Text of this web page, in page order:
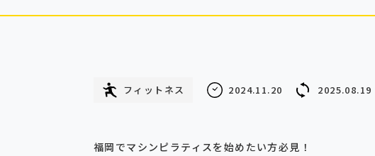
フィットネス 2024.11.20 2025.08.19
福岡でマシンピラティスを始めたい方必見！